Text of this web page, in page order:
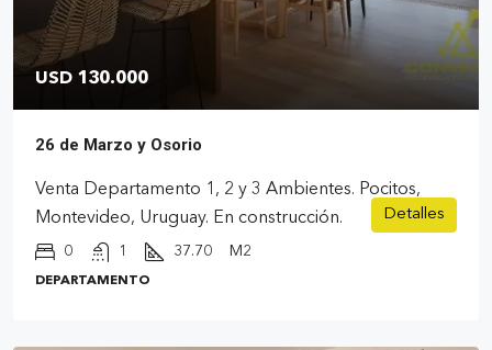
USD 130.000
26 de Marzo y Osorio
Venta Departamento 1, 2 y 3 Ambientes. Pocitos,
Montevideo, Uruguay. En construcción.
0 1 37.70 M2
DEPARTAMENTO
Detalles